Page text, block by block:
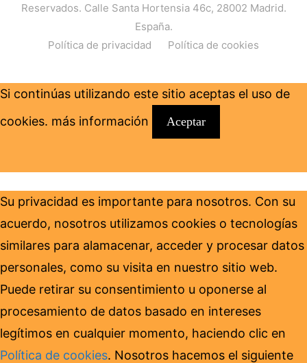
Reservados. Calle Santa Hortensia 46c, 28002 Madrid.
España.
Política de privacidad
Política de cookies
Si continúas utilizando este sitio aceptas el uso de
cookies. más información Aceptar
Su privacidad es importante para nosotros. Con su
acuerdo, nosotros utilizamos cookies o tecnologías
similares para alamacenar, acceder y procesar datos
personales, como su visita en nuestro sitio web.
Puede retirar su consentimiento u oponerse al
procesamiento de datos basado en intereses
legítimos en cualquier momento, haciendo clic en
Política de cookies. Nosotros hacemos el siguiente